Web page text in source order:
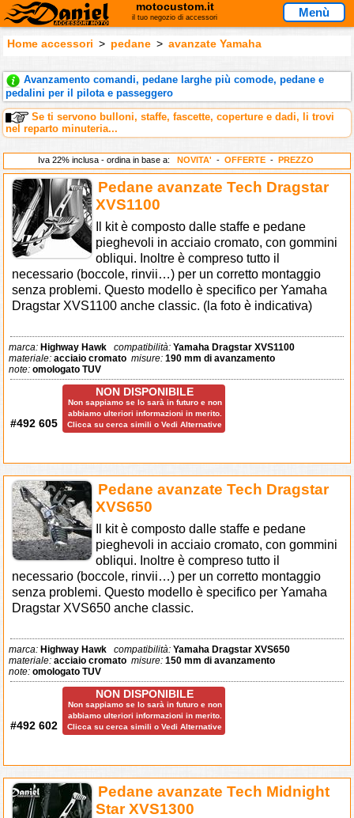
motocustom.it
il tuo negozio di accessori Menù
Home accessori > pedane > avanzate Yamaha
Avanzamento comandi, pedane larghe più comode, pedane e
pedalini per il pilota e passeggero
Se ti servono bulloni, staffe, fascette, coperture e dadi, li trovi
nel reparto minuteria...
Iva 22% inclusa - ordina in base a: NOVITA' - OFFERTE - PREZZO
Pedane avanzate Tech Dragstar
XVS1100
Il kit è composto dalle staffe e pedane
pieghevoli in acciaio cromato, con gommini
obliqui. Inoltre è compreso tutto il
necessario (boccole, rinvii…) per un corretto montaggio
senza problemi. Questo modello è specifico per Yamaha
Dragstar XVS1100 anche classic. (la foto è indicativa)
marca:Highway Hawk compatibilità:Yamaha Dragstar XVS1100
materiale:acciaio cromato misure:190 mm di avanzamento
note:omologato TUV
#492 605
NON DISPONIBILE
Non sappiamo se lo sarà in futuro e non
abbiamo ulteriori informazioni in merito.
Clicca su cerca simili o Vedi Alternative
Pedane avanzate Tech Dragstar
XVS650
Il kit è composto dalle staffe e pedane
pieghevoli in acciaio cromato, con gommini
obliqui. Inoltre è compreso tutto il
necessario (boccole, rinvii…) per un corretto montaggio
senza problemi. Questo modello è specifico per Yamaha
Dragstar XVS650 anche classic.
marca:Highway Hawk compatibilità:Yamaha Dragstar XVS650
materiale:acciaio cromato misure:150 mm di avanzamento
note:omologato TUV
#492 602
NON DISPONIBILE
Non sappiamo se lo sarà in futuro e non
abbiamo ulteriori informazioni in merito.
Clicca su cerca simili o Vedi Alternative
Pedane avanzate Tech Midnight
Star XVS1300